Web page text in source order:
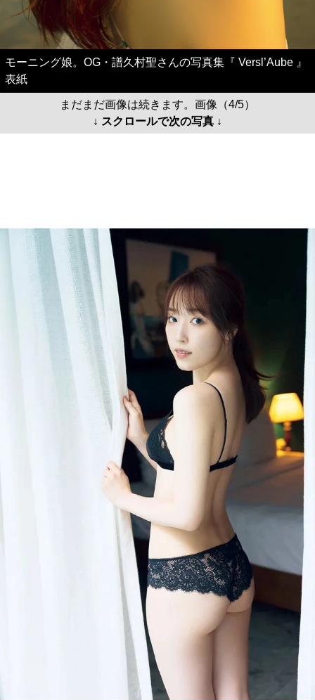
モーニング娘。OG・譜久村聖さんの写真集『 Versl’Aube 』
表紙
まだまだ画像は続きます。画像（4/5）
↓ スクロールで次の写真 ↓